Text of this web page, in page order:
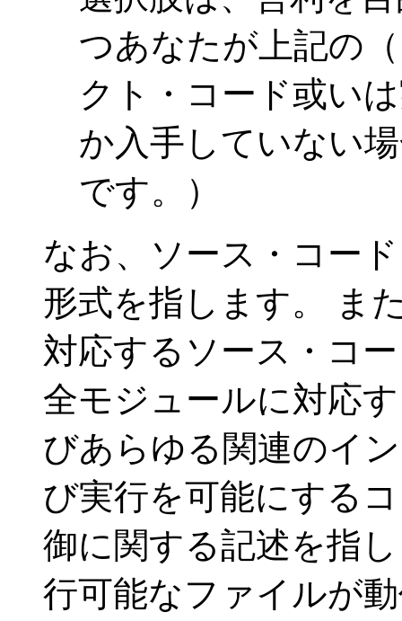
つあなたが上記の
クト・コード或い
か入手していない
です。）
なお、ソース・コー
形式を指します。 ま
対応するソース・コ
全モジュールに対応
びあらゆる関連のイ
び実行を可能にする
御に関する記述を指
行可能なファイルが